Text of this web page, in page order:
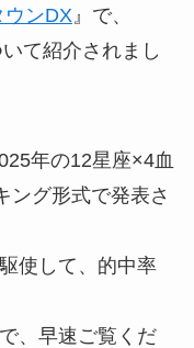
ウンDX 』で、
て紹介されまし
年の12星座×4血
ング形式で発表さ
使して、的中率
、早速ご覧くだ